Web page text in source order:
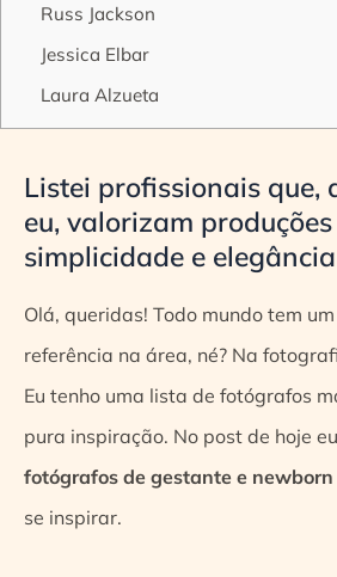
Russ Jackson
Jessica Elbar
Laura Alzueta
Listei profissionais que,
eu, valorizam
simplicidade e elegância
Olá, queridas! Todo mundo tem
referência na área, né? Na
Eu tenho uma lista de fotógrafos
pura inspiração. No post de hoje
fotógrafos de gestante e newborn
se inspirar.